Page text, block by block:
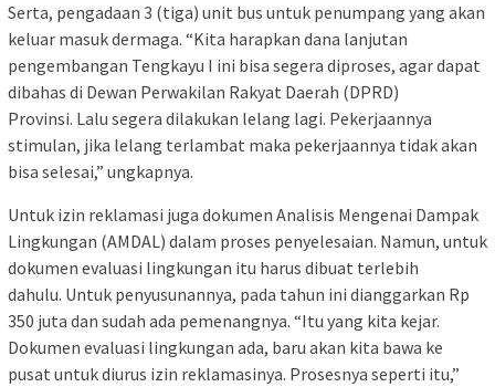
Serta, pengadaan 3 (tiga) unit bus untuk penumpang yang akan
keluar masuk dermaga. “Kita harapkan dana lanjutan
pengembangan Tengkayu I ini bisa segera diproses, agar dapat
dibahas di Dewan Perwakilan Rakyat Daerah (DPRD)
Provinsi. Lalu segera dilakukan lelang lagi. Pekerjaannya
stimulan, jika lelang terlambat maka pekerjaannya tidak akan
bisa selesai,” ungkapnya.
Untuk izin reklamasi juga dokumen Analisis Mengenai Dampak
Lingkungan (AMDAL) dalam proses penyelesaian. Namun, untuk
dokumen evaluasi lingkungan itu harus dibuat terlebih
dahulu. Untuk penyusunannya, pada tahun ini dianggarkan Rp
350 juta dan sudah ada pemenangnya. “Itu yang kita kejar.
Dokumen evaluasi lingkungan ada, baru akan kita bawa ke
pusat untuk diurus izin reklamasinya. Prosesnya seperti itu,”